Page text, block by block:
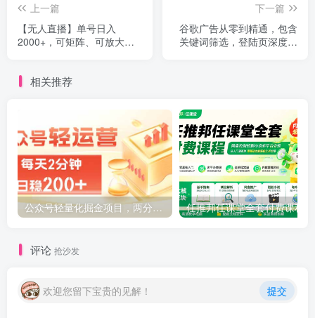
上一篇
【无人直播】单号日入
2000+，可矩阵、可放大，
下一篇
谷歌广告从零到精通，包含
关键词筛选，登陆页深度策
相关推荐
公众号轻量化掘金项目，两分钟极简操作日稳收益 100-200+
评论 抢沙发
欢迎您留下宝贵的见解！ 提交